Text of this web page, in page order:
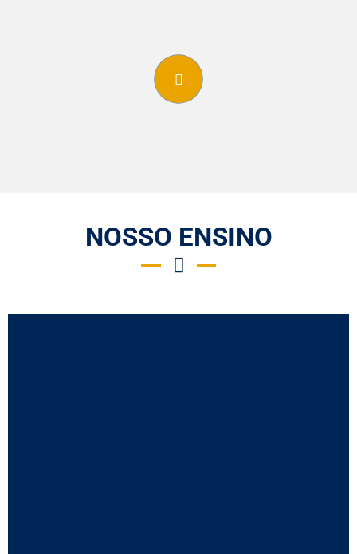
NOSSO ENSINO